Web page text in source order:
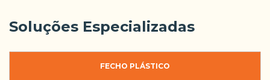
Soluções Especializadas
FECHO PLÁSTICO